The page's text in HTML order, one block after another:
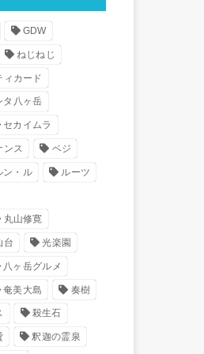
GDW
ねじねじ
ィカード
タ八ヶ岳
セカイムラ
ンス ベジ
ン・ル ルーツ
丸山修寛
台 光楽園
八ヶ岳グルメ
奄美大島 奏樹
殺生石
釈迦の霊泉